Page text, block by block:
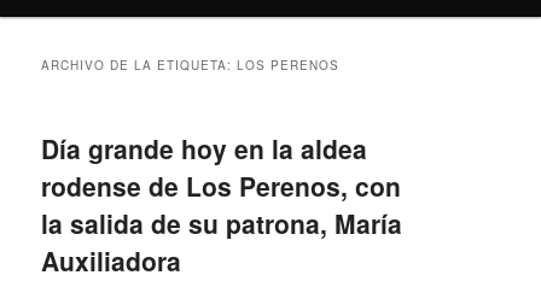
ARCHIVO DE LA ETIQUETA:LOS PERENOS
Día grande hoy en la aldea
rodense de Los Perenos, con
la salida de su patrona, María
Auxiliadora